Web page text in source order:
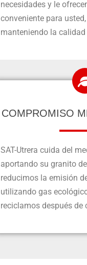
necesidades y le
conveniente para
manteniendo la
COMPROMISO
SAT-Utrera cuida del
aportando su granito
reducimos la emisión
utilizando gas
reciclamos después de